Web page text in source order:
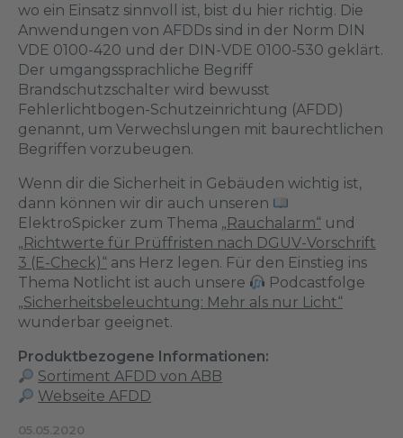
wo ein Einsatz sinnvoll ist, bist du hier richtig. Die
Anwendungen von AFDDs sind in der Norm DIN
VDE 0100-420 und der DIN-VDE 0100-530 geklärt.
Der umgangssprachliche Begriff
Brandschutzschalter wird bewusst
Fehlerlichtbogen-Schutzeinrichtung (AFDD)
genannt, um Verwechslungen mit baurechtlichen
Begriffen vorzubeugen.
Wenn dir die Sicherheit in Gebäuden wichtig ist,
dann können wir dir auch unseren
ElektroSpicker zum Thema „Rauchalarm“ und
„Richtwerte für Prüffristen nach DGUV-Vorschrift
3 (E-Check)“ ans Herz legen. Für den Einstieg ins
Thema Notlicht ist auch unsere
Podcastfolge
„Sicherheitsbeleuchtung: Mehr als nur Licht“
wunderbar geeignet.
Produktbezogene Informationen:
Sortiment AFDD von ABB
Webseite AFDD
05.05.2020